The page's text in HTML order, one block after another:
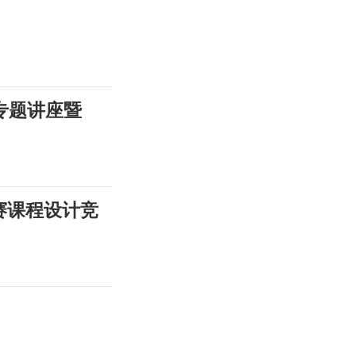
题讲座暨
程设计竞